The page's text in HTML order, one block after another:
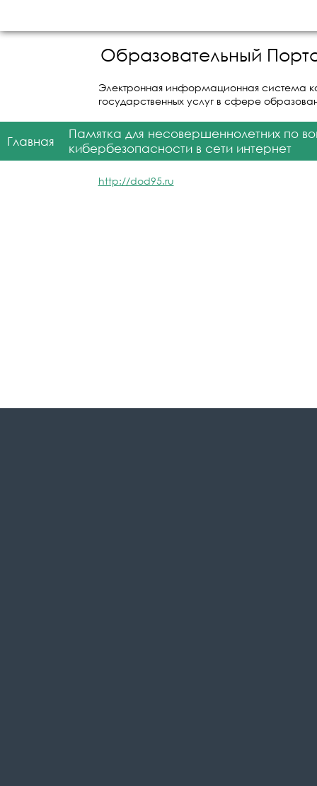
Образовательный
Электронная информационная система
государственных услуг в сфере
Главная
Памятка для несовершеннолетних по
кибербезопасности в сети интернет
http://dod95.ru